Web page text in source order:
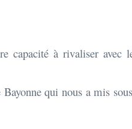
capacité à rivaliser avec
qui nous a mis